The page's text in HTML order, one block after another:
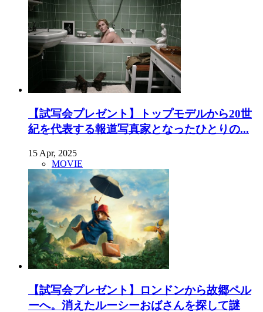
【試写会プレゼント】トップモデルから20世
紀を代表する報道写真家となったひとりの...
15 Apr, 2025
MOVIE
【試写会プレゼント】ロンドンから故郷ペル
ーへ。消えたルーシーおばさんを探して謎